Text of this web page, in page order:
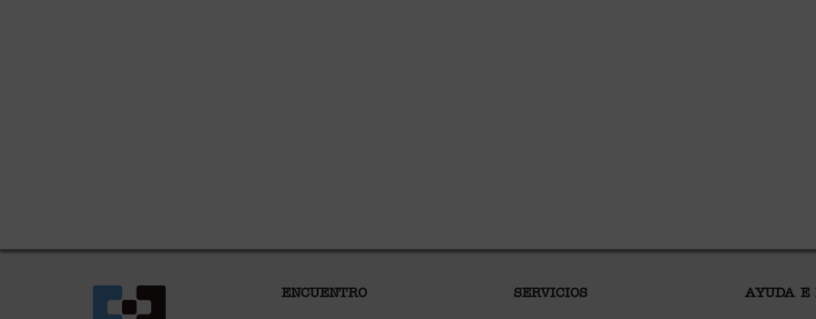
ENCUENTRO SERVICIOS AYUDA E